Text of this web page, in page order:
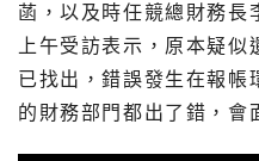
菡，以及時任競總財務長
上午受訪表示，原本疑
已找出，錯誤發生在報帳
的財務部門都出了錯，會